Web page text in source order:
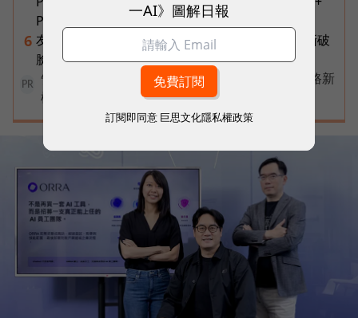
PC？
6 友達二把手裸辭內幕！彭双浪親邀的接班人為何撕破
臉？「落後群創」成最後稻草？
PR
告別極速迷思！台灣大哥大奪國際雙冠揭密好網路新
標準
一AI》圖解日報
訂閱即同意 巨思文化隱私權政策